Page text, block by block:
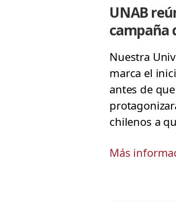
UNAB
campaña
Nuestra
marca el
antes de
chilenos a
Más